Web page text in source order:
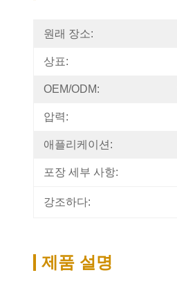
원래 장소:
상표:
OEM/ODM:
압력:
애플리케이션:
포장 세부 사항:
강조하다:
제품 설명